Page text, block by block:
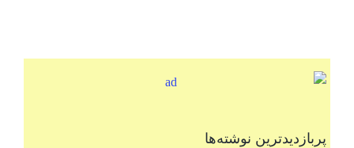
پربازدیدترین نوشته‌ها